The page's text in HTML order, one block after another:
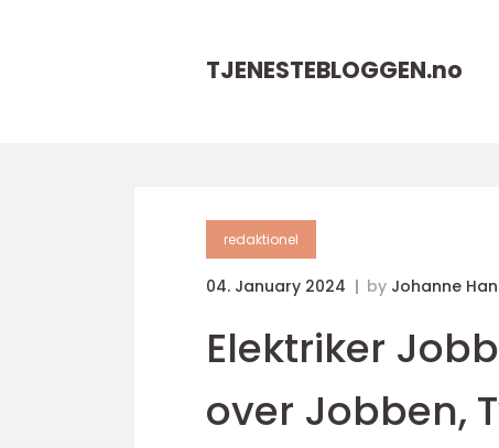
TJENESTEBLOGGEN.no
redaktionel
04. January 2024 by Johanne
Elektriker
over Jobben,